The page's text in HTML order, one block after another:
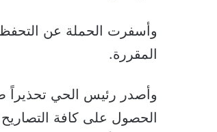
وأسفرت الحملة عن التحفظ
المقررة.
وأصدر رئيس الحي تحذيراً
الحصول على كافة